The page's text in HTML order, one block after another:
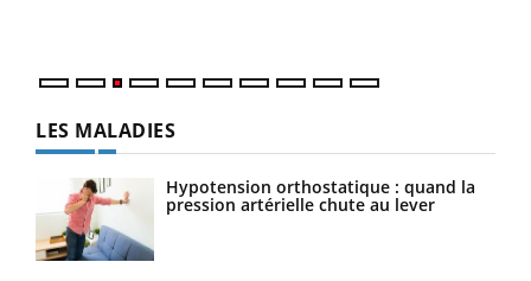
LES MALADIES
Hypotension orthostatique : quand la
pression artérielle chute au lever